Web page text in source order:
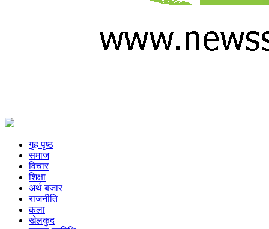
गृह पृष्ठ
समाज
विचार
शिक्षा
अर्थ बजार
राजनीति
कला
खेलकुद